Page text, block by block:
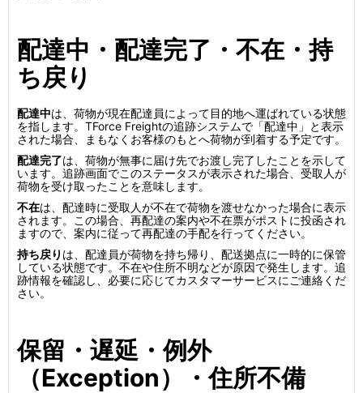
配達中・配達完了・不在・持
ち戻り
配達中は、荷物が現在配達員によって目的地へ運ばれている状態
を指します。TForce Freightの追跡システムで「配達中」と表示
された場合、まもなくお客様のもとへ荷物が到着する予定です。
配達完了は、荷物が無事に届け先でお渡し完了したことを示して
います。追跡画面でこのステータスが表示された場合、受取人が
荷物を受け取ったことを意味します。
不在は、配達時に受取人が不在で荷物を渡せなかった場合に表示
されます。この場合、再配達の案内や不在票がポストに投函され
ますので、案内に従って再配達の手配を行ってください。
持ち戻り は、配達員が荷物を持ち帰り、配送拠点に一時的に保管
している状態です。不在や住所不明などが原因で発生します。追
跡情報を確認し、必要に応じてカスタマーサービスにご連絡くだ
さい。
保留・遅延・例外
（Exception）・住所不備